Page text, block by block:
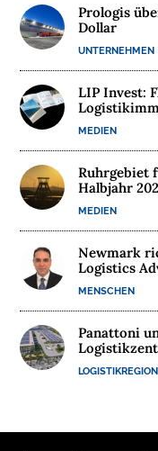
E
M
D
I
E

D
e
t
s
h
l
a
n
g
Prologis
Dollar
UNTERNEHMEN
LIP Invest:
MEDIEN
Ruhrgebiet
Halbjahr
MEDIEN
Newmark
Logistics
MENSCHEN
Panattoni